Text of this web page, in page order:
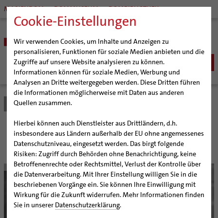
Cookie-Einstellungen
Wir verwenden Cookies, um Inhalte und Anzeigen zu
personalisieren, Funktionen für soziale Medien anbieten und die
Zugriffe auf unsere Website analysieren zu können.
Informationen können für soziale Medien, Werbung und
Analysen an Dritte weitergegeben werden. Diese Dritten führen
die Informationen möglicherweise mit Daten aus anderen
Quellen zusammen.
Hierbei können auch Dienstleister aus Drittländern, d.h.
insbesondere aus Ländern außerhalb der EU ohne angemessenes
Datenschutzniveau, eingesetzt werden. Das birgt folgende
Risiken: Zugriff durch Behörden ohne Benachrichtigung, keine
Betroffenenrechte oder Rechtsmittel, Verlust der Kontrolle über
die Datenverarbeitung. Mit Ihrer Einstellung willigen Sie in die
beschriebenen Vorgänge ein. Sie können Ihre Einwilligung mit
Wirkung für die Zukunft widerrufen. Mehr Informationen finden
Sie in unserer Datenschutzerklärung.
MARIENDOM DOMMUSEUM DOMBIBLIOTHEK
BISTUM
Bischöfe
Weihbischof Dr. Martin Marahrens
Bischof em. Norbert Trelle
Weihbischof em. Bongartz
Weihbischof em. Schwerdtfeger
Weihbischof em. Koitz
Bischof em. Dr. Wüstenberg
Generalvikariat
Gremien
Diözesangericht
Gemeindegremien
Pfarrgemeinden
Hildesheimer Dom
Virtueller Rundgang durch den Dom
Tausendjähriger Rosenstock
Die Hildesheimer Dommusik
Wallfahrten | Pilgern
Termine Wallfahrten und Pilgern
Jakobswege im Bistum Hildesheim
Veranstaltungen
Strategieprozess
Jugend
Bistum Hildesheim
Nachruf auf Raphael Ohlms
© Gossmann/bph